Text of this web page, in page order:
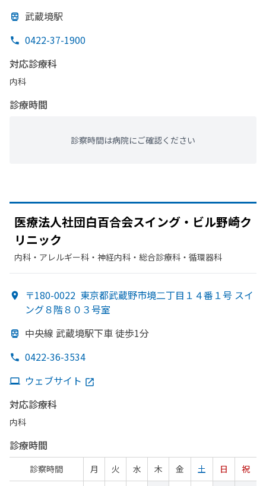
武蔵境駅
0422-37-1900
対応診療科
内科
診療時間
診察時間は病院にご確認ください
医療法人社団白百合会スイング・ビル野崎ク
リニック
内科・​アレルギー科・​神経内科・​総合診療科・​循環器科
〒180-0022 東京都武蔵野市境二丁目１４番１号 スイ
ング８階８０３号室
中央線 武蔵境駅下車 徒歩1分
0422-36-3534
ウェブサイト
対応診療科
内科
診療時間
診察時間 月 火 水 木 金 土 日
祝